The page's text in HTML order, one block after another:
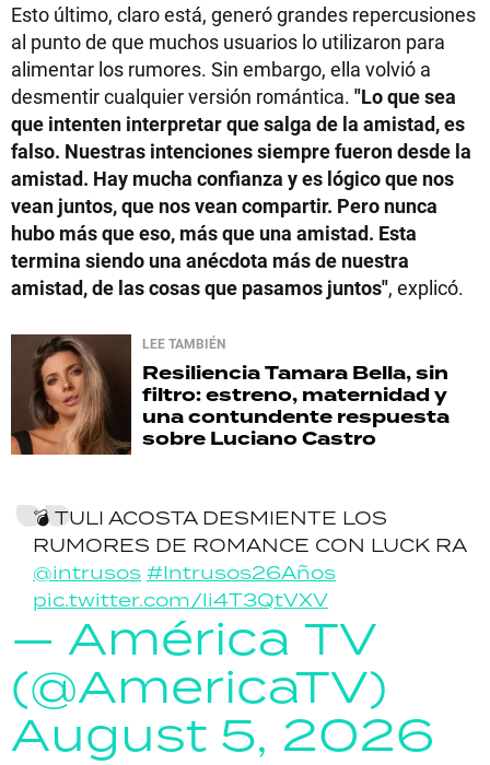
Esto último, claro está, generó grandes repercusiones
al punto de que muchos usuarios lo utilizaron para
alimentar los rumores. Sin embargo, ella volvió a
desmentir cualquier versión romántica. "Lo que sea
que intenten interpretar que salga de la amistad, es
falso. Nuestras intenciones siempre fueron desde la
amistad. Hay mucha confianza y es lógico que nos
vean juntos, que nos vean compartir. Pero nunca
hubo más que eso, más que una amistad. Esta
termina siendo una anécdota más de nuestra
amistad, de las cosas que pasamos juntos", explicó.
LEE TAMBIÉN
ResilienciaTamara Bella, sin
filtro: estreno, maternidad y
una contundente respuesta
sobre Luciano Castro
💣 TULI ACOSTA DESMIENTE LOS
RUMORES DE ROMANCE CON LUCK RA
@intrusos #Intrusos26Años
pic.twitter.com/li4T3QtVXV
— América TV
(@AmericaTV)
August 5, 2026